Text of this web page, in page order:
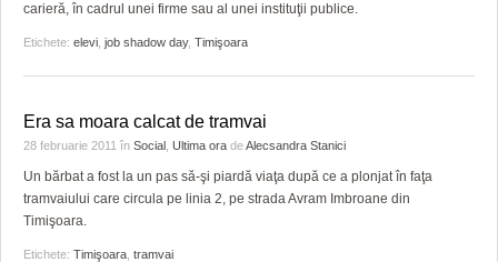
carieră, în cadrul unei firme sau al unei instituţii publice.
Etichete: elevi job shadow day, Timişoara
Era sa moara calcat de tramvai
28 februarie 2011 în Social Ultima ora deAlecsandra Stanici
Un bărbat a fost la un pas să-şi piardă viaţa după ce a plonjat în faţa
tramvaiului care circula pe linia 2, pe strada Avram Imbroane din
Timişoara.
Etichete: Timişoara tramvai